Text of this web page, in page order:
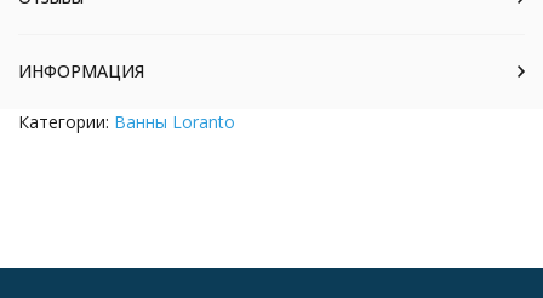
ИНФОРМАЦИЯ
Категории: Ванны Loranto